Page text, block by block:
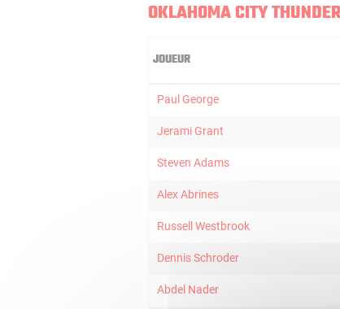
OKLAHOMA CITY THUNDER
JOUEUR
Paul George
Jerami Grant
Steven Adams
Alex Abrines
Russell Westbrook
Dennis Schroder
Abdel Nader